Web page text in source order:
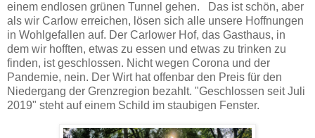
einem endlosen grünen Tunnel gehen. Das ist schön, aber
als wir Carlow erreichen, lösen sich alle unsere Hoffnungen
in Wohlgefallen auf. Der Carlower Hof, das Gasthaus, in
dem wir hofften, etwas zu essen und etwas zu trinken zu
finden, ist geschlossen. Nicht wegen Corona und der
Pandemie, nein. Der Wirt hat offenbar den Preis für den
Niedergang der Grenzregion bezahlt. "Geschlossen seit Juli
2019" steht auf einem Schild im staubigen Fenster.